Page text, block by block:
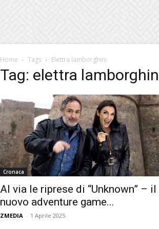
Home Tags Elettra lamborghini
Tag: elettra
Cronaca
Al via le riprese di “Unknown” – il
nuovo adventure game...
ZMEDIA - 1 Aprile 2025